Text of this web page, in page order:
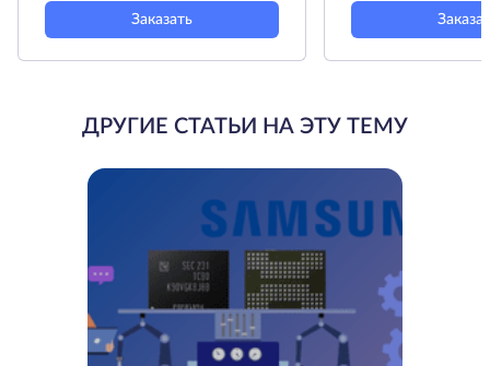
Заказать
ДРУГИЕ СТАТЬИ НА ЭТУ ТЕМУ